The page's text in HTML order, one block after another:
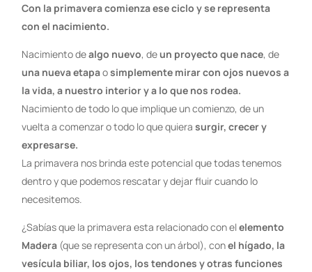
Con la primavera comienza ese ciclo y se representa
con el nacimiento.
Nacimiento dealgo nuevo, deun proyecto que nace, de
una nueva etapaosimplemente mirar con ojos nuevos a
la vida, a nuestro interior y a lo que nos rodea.
Nacimiento de todo lo que implique un comienzo, de un
vuelta a comenzar o todo lo que quierasurgir, crecer y
expresarse.
La primavera nos brinda este potencial que todas tenemos
dentro y que podemos rescatar y dejar fluir cuando lo
necesitemos.
¿Sabías que la primavera esta relacionado con elelemento
Madera (que se representa con un árbol), conel hígado, la
vesícula biliar, los ojos, los tendones y otras funciones